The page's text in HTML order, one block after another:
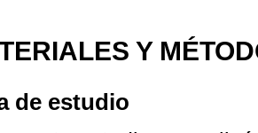
Y
de estudio